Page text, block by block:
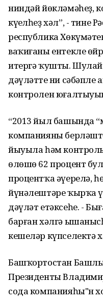
ниндәй йөкләмәһеҙ,
күңелһеҙ хәл”, - тине
республика
ваҡиғаны ентекле
итергә ҡушты. Шулай
дәүләттең ни сәбәпле
контролен
“2013 йыл башында
компанияны
йыуыла һәм
өлөшө 62 процент
процентҡа әүерелә,
йүнәлештәре ҡырҡа
дәүләт етәксеһе. -
барған хәлгә
кешеләр күпселектә
Башҡортостан
Президенты
сода компанияһы"н